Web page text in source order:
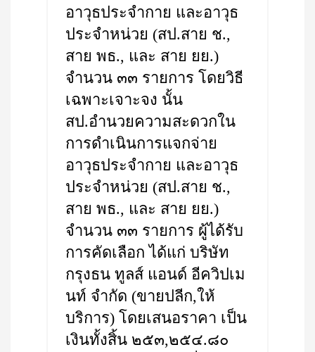
อาวุธประจำกาย และอาวุธ
ประจำหน่วย (สป.สาย ช.,
สาย พธ., และ สาย ยย.)
จำนวน ๓๓ รายการ โดยวิธี
เฉพาะเจาะจง นั้น
สป.อำนวยความสะดวกใน
การดำเนินการแจกจ่าย
อาวุธประจำกาย และอาวุธ
ประจำหน่วย (สป.สาย ช.,
สาย พธ., และ สาย ยย.)
จำนวน ๓๓ รายการ ผู้ได้รับ
การคัดเลือก ได้แก่ บริษัท
กรุงธน ทูลส์ แอนด์ อีควิปเม
นท์ จำกัด (ขายปลีก,ให้
บริการ) โดยเสนอราคา เป็น
เงินทั้งสิ้น ๒๕๓,๒๕๔.๘๐